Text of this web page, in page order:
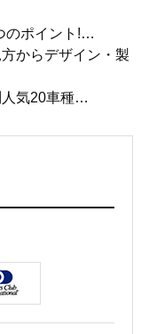
のポイント!…
からデザイン・製
人気20車種…